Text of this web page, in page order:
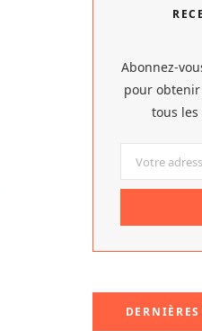
Abonnez-
pour obtenir
tous les